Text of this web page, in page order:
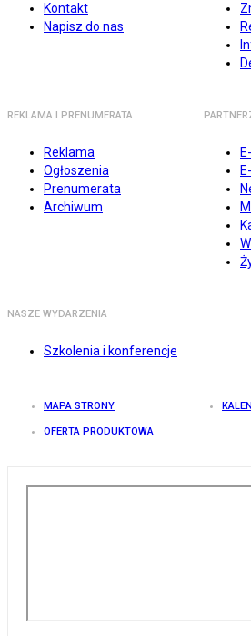
Kontakt
Napisz do nas
REKLAMA I PRENUMERATA
Reklama
Ogłoszenia
Prenumerata
Archiwum
NASZE WYDARZENIA
Szkolenia i konferencje
MAPA STRONY
OFERTA PRODUKTOWA